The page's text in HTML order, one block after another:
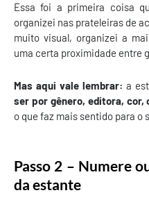
Essa foi a primeira coisa
organizei nas prateleiras de
muito visual, organizei a
uma certa proximidade entre
Mas aqui vale lembrar: a
ser por gênero, editora, cor,
o que faz mais sentido para o
Passo 2 – Numere
da estante